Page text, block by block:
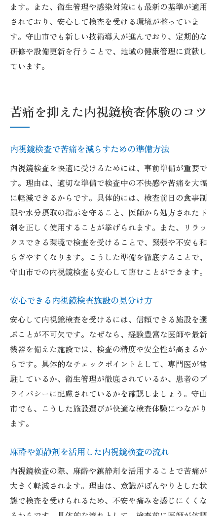
ます。また、衛生管理や感染対策にも最新の基準が適用
されており、安心して検査を受ける環境が整っていま
す。守山市でも新しい技術導入が進んでおり、定期的な
研修や設備更新を行うことで、地域の健康管理に貢献し
ています。
苦痛を抑えた内視鏡検査体験のコツ
内視鏡検査で苦痛を減らすための準備方法
内視鏡検査を快適に受けるためには、事前準備が重要で
す。理由は、適切な準備で検査中の不快感や苦痛を大幅
に軽減できるからです。具体的には、検査前日の食事制
限や水分摂取の指示を守ること、医師から処方された下
剤を正しく使用することが挙げられます。また、リラッ
クスできる環境で検査を受けることで、緊張や不安も和
らぎやすくなります。こうした準備を徹底することで、
守山市での内視鏡検査も安心して臨むことができます。
安心できる内視鏡検査施設の見分け方
安心して内視鏡検査を受けるには、信頼できる施設を選
ぶことが不可欠です。なぜなら、経験豊富な医師や最新
機器を備えた施設では、検査の精度や安全性が高まるか
らです。具体的なチェックポイントとして、専門医が常
駐しているか、衛生管理が徹底されているか、患者のプ
ライバシーに配慮されているかを確認しましょう。守山
市でも、こうした施設選びが快適な検査体験につながり
ます。
麻酔や鎮静剤を活用した内視鏡検査の流れ
内視鏡検査の際、麻酔や鎮静剤を活用することで苦痛が
大きく軽減されます。理由は、意識がぼんやりとした状
態で検査を受けられるため、不安や痛みを感じにくくな